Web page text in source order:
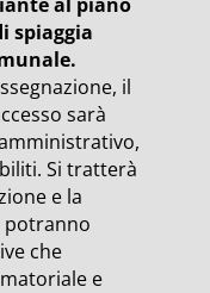
spiaggia
il
sarà
Si tratterà
e la
potranno
che
e